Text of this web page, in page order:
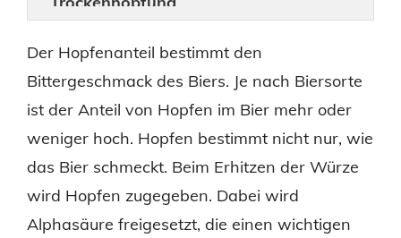
Der Hopfenanteil bestimmt den
Bittergeschmack des Biers. Je nach Biersorte
ist der Anteil von Hopfen im Bier mehr oder
weniger hoch. Hopfen bestimmt nicht nur, wie
das Bier schmeckt. Beim Erhitzen der Würze
wird Hopfen zugegeben. Dabei wird
Alphasäure freigesetzt, die einen wichtigen